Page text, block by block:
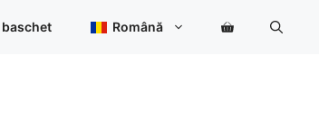
baschet Română